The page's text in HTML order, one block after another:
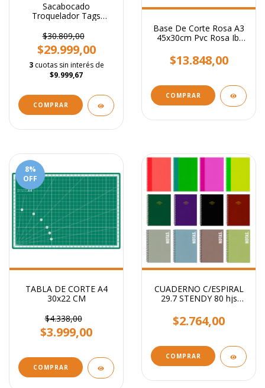
Sacabocado
Troquelador Tags
Regulable
$30.809,00
$29.999,00
3 cuotas sin interés de
$9.999,67
COMPRAR
Base De Corte Rosa A3
45x30cm Pvc Rosa Ibi
$13.848,00
8%
OFF
TABLA DE CORTE A4
30x22 CM
$4.338,00
$3.999,00
CUADERNO C/ESPIRAL
29.7 STENDY 80 hjs
Surtidos
$2.764,00
COMPRAR